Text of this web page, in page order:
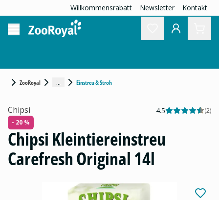
Willkommensrabatt Newsletter Kontakt
ZooRoyal ... Einstreu & Stroh
Chipsi 4.5 (2)
- 20 %
Chipsi Kleintiereinstreu
Carefresh Original 14l